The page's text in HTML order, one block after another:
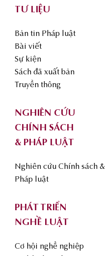
TƯ LIỆU
Bản tin Pháp luật
Bài viết
Sự kiện
Sách đã xuất bản
Truyền thông
NGHIÊN CỨU
CHÍNH SÁCH
& PHÁP LUẬT
Nghiên cứu Chính sách &
Pháp luật
PHÁT TRIỂN
NGHỀ LUẬT
Cơ hội nghề nghiệp